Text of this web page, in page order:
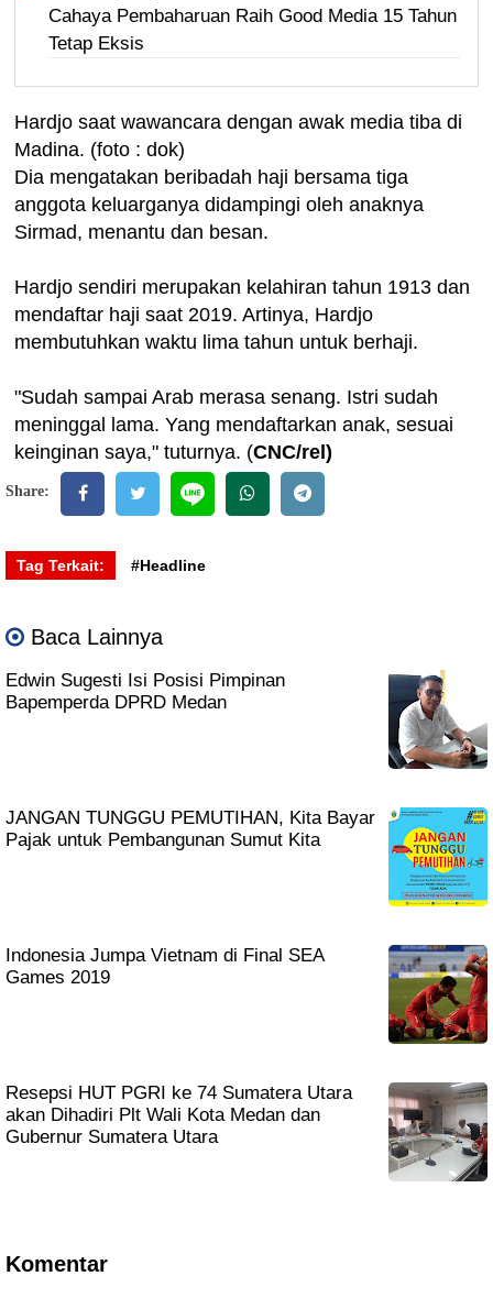
Cahaya Pembaharuan Raih Good Media 15 Tahun
Tetap Eksis
Hardjo saat wawancara dengan awak media tiba di
Madina. (foto : dok)
Dia mengatakan beribadah haji bersama tiga
anggota keluarganya didampingi oleh anaknya
Sirmad, menantu dan besan.
Hardjo sendiri merupakan kelahiran tahun 1913 dan
mendaftar haji saat 2019. Artinya, Hardjo
membutuhkan waktu lima tahun untuk berhaji.
"Sudah sampai Arab merasa senang. Istri sudah
meninggal lama. Yang mendaftarkan anak, sesuai
keinginan saya," tuturnya. (CNC/rel)
Share:
Tag Terkait: #Headline
Baca Lainnya
Edwin Sugesti Isi Posisi Pimpinan
Bapemperda DPRD Medan
JANGAN TUNGGU PEMUTIHAN, Kita Bayar
Pajak untuk Pembangunan Sumut Kita
Indonesia Jumpa Vietnam di Final SEA
Games 2019
Resepsi HUT PGRI ke 74 Sumatera Utara
akan Dihadiri Plt Wali Kota Medan dan
Gubernur Sumatera Utara
Komentar